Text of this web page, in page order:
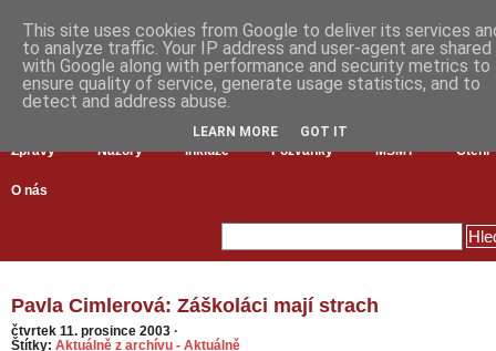
Zprávy Názory Inkluze Pozvánky MŠMT Čtení
O nás
Pavla Cimlerová: Záškoláci mají strach
čtvrtek 11. prosince 2003 ·
Štítky: Aktuálně z archívu - Aktuálně
This site uses cookies from Google to deliver its services
to analyze traffic. Your IP address and user-agent are shared
with Google along with performance and security metrics to
ensure quality of service, generate usage statistics, and to
detect and address abuse.
LEARN MORE GOT IT